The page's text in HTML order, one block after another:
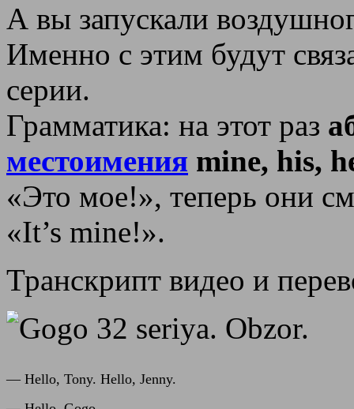
А вы запускали
Именно с этим будут
серии.
Грамматика: на этот раз
местоимения mine, his,
«Это мое!», теперь они
«It’s mine!».
Транскрипт видео и
— Hello, Tony. Hello, Jenny.